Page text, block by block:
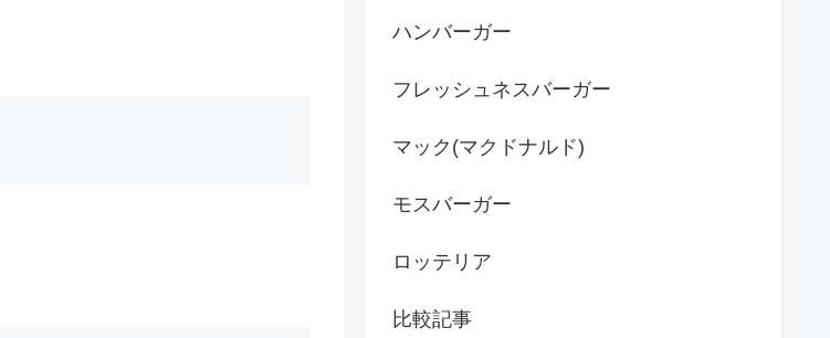
ハンバーガー
フレッシュネスバーガー
マック(マクドナルド)
モスバーガー
ロッテリア
比較記事